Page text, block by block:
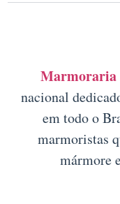
Marmoraria
nacional
em todo o
marmoristas
mármore